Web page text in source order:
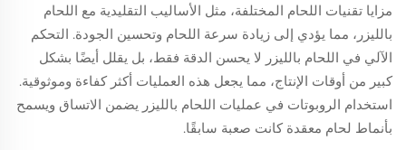
مزايا تقنيات اللحام المختلفة، مثل الأساليب التقليدية مع اللحام
بالليزر، مما يؤدي إلى زيادة سرعة اللحام وتحسين الجودة. التحكم
الآلي في اللحام بالليزر لا يحسن الدقة فقط، بل يقلل أيضًا بشكل
كبير من أوقات الإنتاج، مما يجعل هذه العمليات أكثر كفاءة وموثوقية.
استخدام الروبوتات في عمليات اللحام بالليزر يضمن الاتساق ويسمح
بأنماط لحام معقدة كانت صعبة سابقًا.